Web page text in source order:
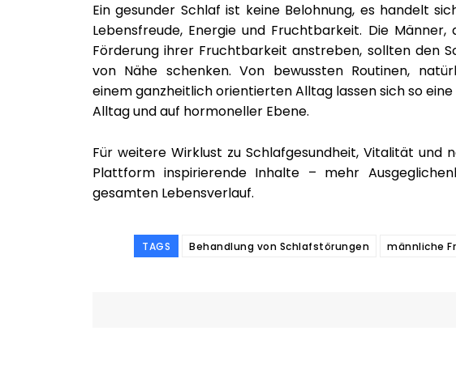
Ein gesunder Schlaf ist keine Belohnung, es handelt
Lebensfreude, Energie und Fruchtbarkeit. Die
Förderung ihrer Fruchtbarkeit anstreben, sollten den
von Nähe schenken. Von bewussten Routinen,
einem ganzheitlich orientierten Alltag lassen sich so
Alltag und auf hormoneller Ebene.
Für weitere Wirklust zu Schlafgesundheit, Vitalität und
Plattform inspirierende Inhalte – mehr
gesamten Lebensverlauf.
TAGS Behandlung von Schlafstörungen männliche